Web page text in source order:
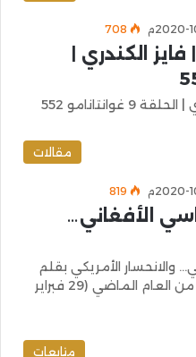
708
الكندري |
552
مقالات
819
الأفغاني…
والانحسار الأمريكي بقلم
أحمد الفقي في 25 جمادى الآخرة من العام الماضي (29 فبراير
متابعات